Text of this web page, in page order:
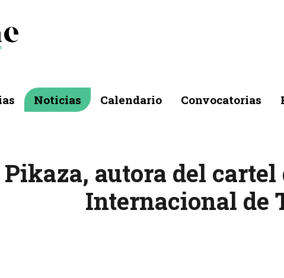
Noticias Calendario Convocatorias
autora del
Internacional de